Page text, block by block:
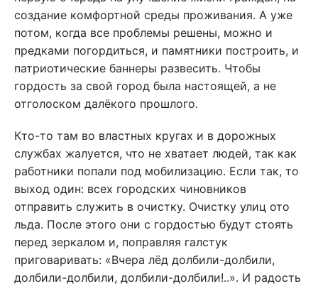
создание комфортной среды проживания. А уже
потом, когда все проблемы решены, можно и
предками погордиться, и памятники построить, и
патриотические баннеры развесить. Чтобы
гордость за свой город была настоящей, а не
отголоском далёкого прошлого.
Кто-то там во властных кругах и в дорожных
службах жалуется, что не хватает людей, так как
работники попали под мобилизацию. Если так, то
выход один: всех городских чиновников
отправить служить в очистку. Очистку улиц ото
льда. После этого они с гордостью будут стоять
перед зеркалом и, поправляя галстук
приговаривать: «Вчера лёд долбили-долбили,
долбили-долбили, долбили-долбили!..». И радость